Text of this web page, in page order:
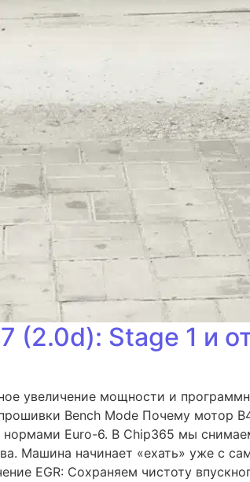
(2.0d): Stage 1 и
увеличение мощности и
Bench Mode Почему мотор
Euro-6. В Chip365 мы
Машина начинает «ехать» уже с
EGR: Сохраняем чистоту